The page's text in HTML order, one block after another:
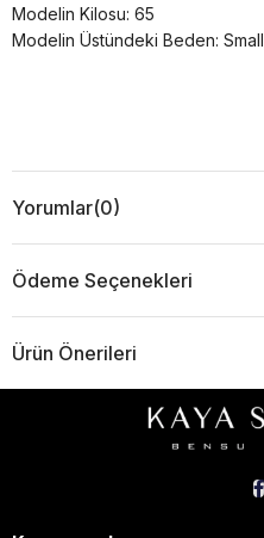
Modelin Kilosu: 65
Modelin Üstündeki Beden: Small
Yorumlar(0)
Ödeme Seçenekleri
Ürün Önerileri